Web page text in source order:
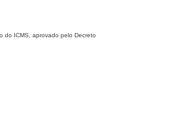
do ICMS, aprovado pelo Decreto